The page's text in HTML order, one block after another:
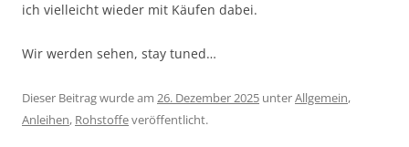
ich vielleicht wieder mit Käufen dabei.
Wir werden sehen, stay tuned…
Dieser Beitrag wurde am 26. Dezember 2025 unterAllgemein,
Anleihen, Rohstoffeveröffentlicht.